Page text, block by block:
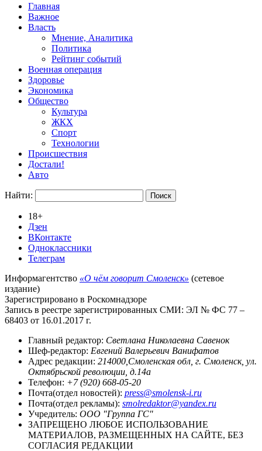
Главная
Важное
Власть
Мнение, Аналитика
Политика
Рейтинг событий
Военная операция
Здоровье
Экономика
Общество
Культура
ЖКХ
Спорт
Технологии
Происшествия
Достали!
Авто
Найти:
18+
Дзен
ВКонтакте
Одноклассники
Телеграм
Информагентство «О чём говорит Смоленск» (сетевое
издание)
Зарегистрировано в Роскомнадзоре
Запись в реестре зарегистрированных СМИ: ЭЛ № ФС 77 –
68403 от 16.01.2017 г.
Главный редактор: Светлана Николаевна Савенок
Шеф-редактор: Евгений Валерьевич Ванифатов
Адрес редакции: 214000,Смоленская обл, г. Смоленск, ул.
Октябрьской революции, д.14а
Телефон: +7 (920) 668-05-20
Почта(отдел новостей): press@smolensk-i.ru
Почта(отдел рекламы): smolredaktor@yandex.ru
Учредитель: ООО "Группа ГС"
ЗАПРЕЩЕНО ЛЮБОЕ ИСПОЛЬЗОВАНИЕ
МАТЕРИАЛОВ, РАЗМЕЩЕННЫХ НА САЙТЕ, БЕЗ
СОГЛАСИЯ РЕДАКЦИИ